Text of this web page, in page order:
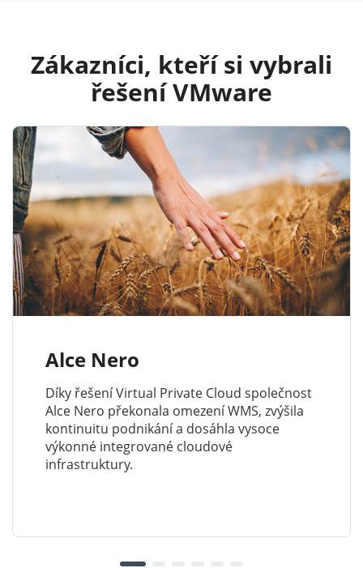
Zákazníci, kteří si vybrali
řešení VMware
Alce Nero
Díky řešení Virtual Private Cloud společnost
Alce Nero překonala omezení WMS, zvýšila
kontinuitu podnikání a dosáhla vysoce
výkonné integrované cloudové
infrastruktury.